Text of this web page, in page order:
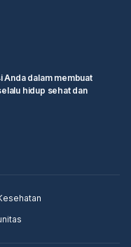
Anda dalam membuat
hidup sehat dan